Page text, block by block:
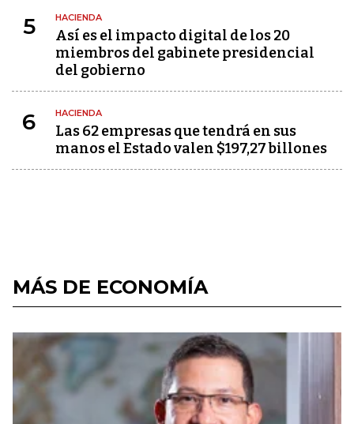
5 HACIENDA
Así es el impacto digital de los 20
miembros del gabinete presidencial
del gobierno
6 HACIENDA
Las 62 empresas que tendrá en sus
manos el Estado valen $197,27 billones
MÁS DE ECONOMÍA